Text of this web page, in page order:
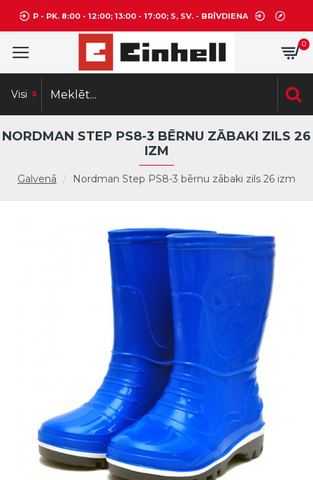
P - PK. 8:00 - 12:00; 13:00 - 17:00; S, SV. - BRĪVDIENA
0
Visi
Galvenā Nordman Step PS8-3 bērnu zābaki zils 26 izm
NORDMAN STEP PS8-3 BĒRNU ZĀBAKI ZILS 26
IZM